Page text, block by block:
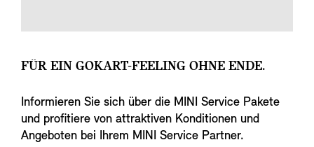
FÜR EIN GOKART-FEELING OHNE ENDE.
Informieren Sie sich über die MINI Service Pakete
und profitiere von attraktiven Konditionen und
Angeboten bei Ihrem MINI Service Partner.